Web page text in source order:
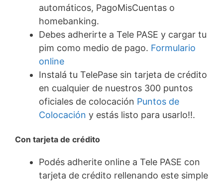
automáticos, PagoMisCuentas o
homebanking.
Debes adherirte a Tele PASE y cargar tu
pim como medio de pago. Formulario
online
Instalá tu TelePase sin tarjeta de crédito
en cualquier de nuestros 300 puntos
oficiales de colocación Puntos de
Colocación y estás listo para usarlo!!.
Con tarjeta de crédito
Podés adherite online a Tele PASE con
tarjeta de crédito rellenando este simple